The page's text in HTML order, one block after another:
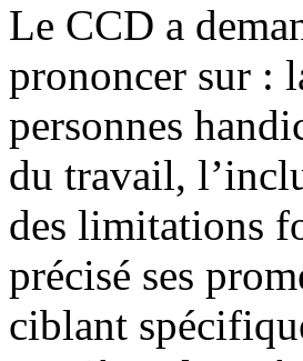
Le CCD a
prononcer sur :
personnes
du travail,
des limitations
précisé ses
ciblant